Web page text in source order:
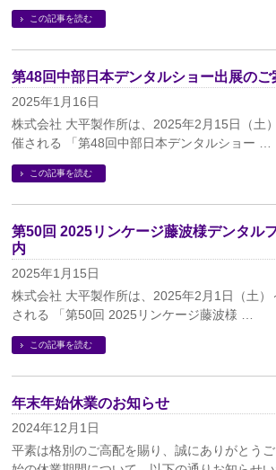
この記事を読む
第48回中部日本デンタルショー出展のご
2025年1月16日
株式会社 大平製作所は、2025年2月15日（土
催される 「第48回中部日本デンタルショー …
この記事を読む
第50回 2025リンケージ藤波様デンタル
内
2025年1月15日
株式会社 大平製作所は、2025年2月1日（土）
される 「第50回 2025リンケージ藤波様 …
この記事を読む
年末年始休業のお知らせ
2024年12月1日
平素は格別のご高配を賜り、誠にありがとう